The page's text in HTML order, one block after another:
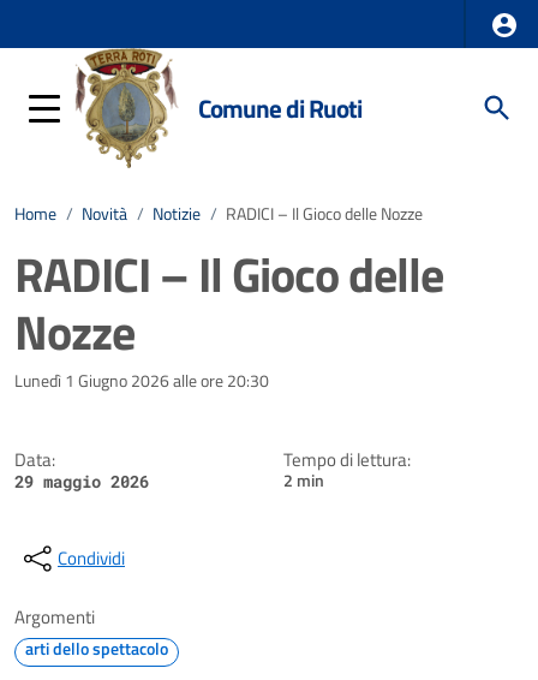
Comune di Ruoti
Home / Novità / Notizie / RADICI – Il Gioco delle Nozze
RADICI – Il Gioco delle
Nozze
Dettagli della notizia
Lunedì 1 Giugno 2026 alle ore 20:30
Data:
29 maggio 2026
Tempo di lettura:
2 min
Condividi
Argomenti
arti dello spettacolo